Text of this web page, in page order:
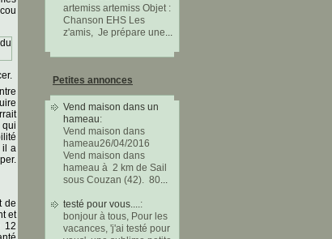
qui
il a
de
et
12
artemiss artemiss Objet :
Chanson EHS Les
z'amis, Je prépare une...
Petites annonces
Vend maison dans un
hameau:
Vend maison dans
hameau‏ 26/04/2016
Vend maison dans
hameau à 2 km de Sail
sous Couzan (42). 80...
testé pour vous....:
bonjour à tous, Pour les
vacances, 'j'ai testé pour